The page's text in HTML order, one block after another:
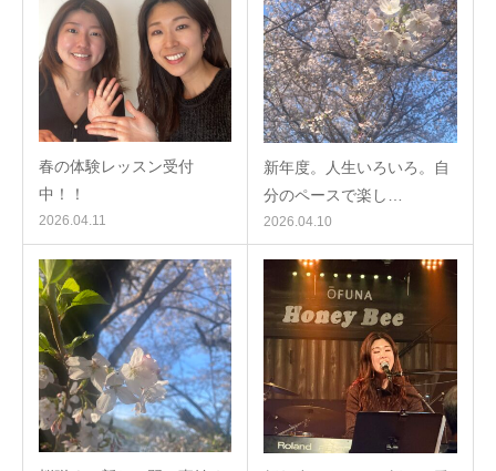
春の体験レッスン受付
中！！
2026.04.11
新年度。人生いろいろ。自
分のペースで楽し…
2026.04.10